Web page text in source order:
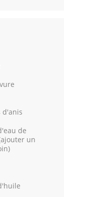
d'anis
de
un